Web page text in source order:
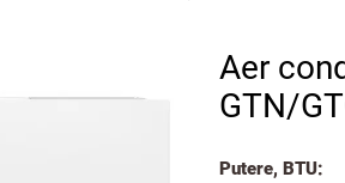
Aer
GTN/
Putere, BTU: